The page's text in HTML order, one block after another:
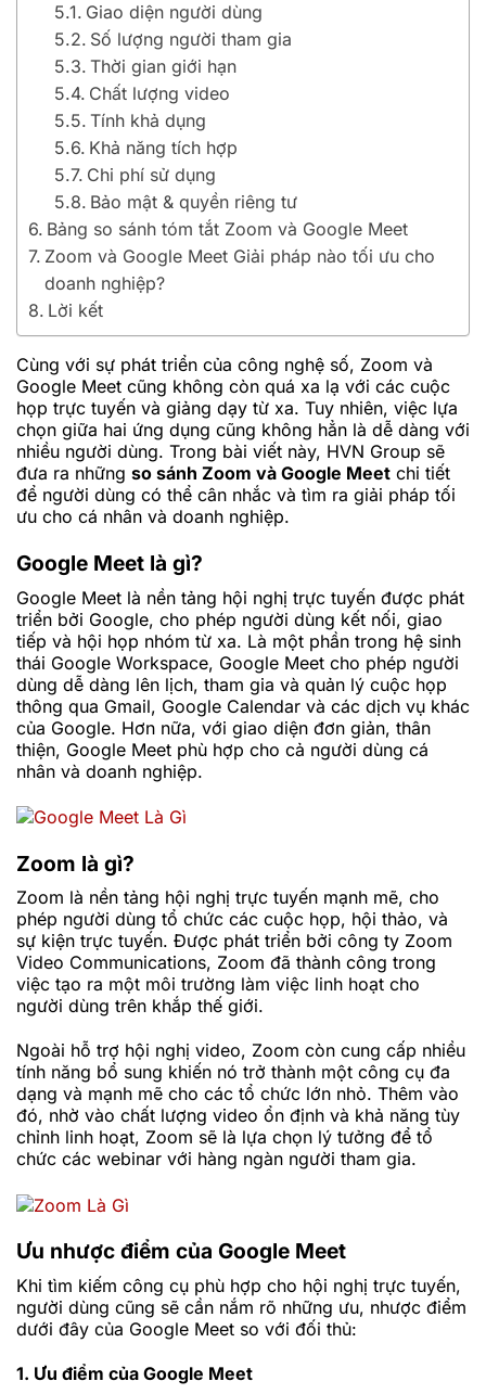
Giao diện người dùng
Số lượng người tham gia
Thời gian giới hạn
Chất lượng video
Tính khả dụng
Khả năng tích hợp
Chi phí sử dụng
Bảo mật & quyền riêng tư
Bảng so sánh tóm tắt Zoom và Google Meet
Zoom và Google Meet Giải pháp nào tối ưu cho
doanh nghiệp?
Lời kết
Cùng với sự phát triển của công nghệ số, Zoom và
Google Meet cũng không còn quá xa lạ với các cuộc
họp trực tuyến và giảng dạy từ xa. Tuy nhiên, việc lựa
chọn giữa hai ứng dụng cũng không hẳn là dễ dàng với
nhiều người dùng. Trong bài viết này, HVN Group sẽ
đưa ra những so sánh Zoom và Google Meet chi tiết
để người dùng có thể cân nhắc và tìm ra giải pháp tối
ưu cho cá nhân và doanh nghiệp.
Google Meet là gì?
Google Meet là nền tảng hội nghị trực tuyến được phát
triển bởi Google, cho phép người dùng kết nối, giao
tiếp và hội họp nhóm từ xa. Là một phần trong hệ sinh
thái Google Workspace, Google Meet cho phép người
dùng dễ dàng lên lịch, tham gia và quản lý cuộc họp
thông qua Gmail, Google Calendar và các dịch vụ khác
của Google. Hơn nữa, với giao diện đơn giản, thân
thiện, Google Meet phù hợp cho cả người dùng cá
nhân và doanh nghiệp.
Zoom là gì?
Zoom là nền tảng hội nghị trực tuyến mạnh mẽ, cho
phép người dùng tổ chức các cuộc họp, hội thảo, và
sự kiện trực tuyến. Được phát triển bởi công ty Zoom
Video Communications, Zoom đã thành công trong
việc tạo ra một môi trường làm việc linh hoạt cho
người dùng trên khắp thế giới.
Ngoài hỗ trợ hội nghị video, Zoom còn cung cấp nhiều
tính năng bổ sung khiến nó trở thành một công cụ đa
dạng và mạnh mẽ cho các tổ chức lớn nhỏ. Thêm vào
đó, nhờ vào chất lượng video ổn định và khả năng tùy
chỉnh linh hoạt, Zoom sẽ là lựa chọn lý tưởng để tổ
chức các webinar với hàng ngàn người tham gia.
Ưu nhược điểm của Google Meet
Khi tìm kiếm công cụ phù hợp cho hội nghị trực tuyến,
người dùng cũng sẽ cần nắm rõ những ưu, nhược điểm
dưới đây của Google Meet so với đối thủ:
1. Ưu điểm của Google Meet